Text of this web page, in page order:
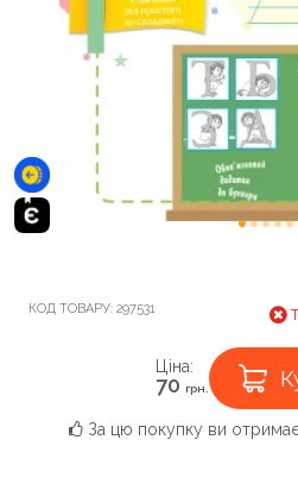
КОД ТОВАРУ: 297531
Ціна:
70 грн.
За цю покупку ви